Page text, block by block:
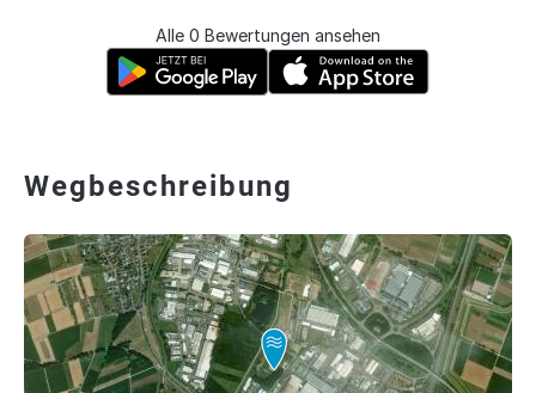
Alle 0 Bewertungen ansehen
Wegbeschreibung